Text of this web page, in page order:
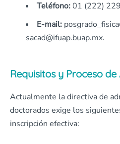
Teléfono:01 (222)
E-mail:
sacad@ifuap.buap.mx.
Requisitos y Proceso de
Actualmente la directiva de
doctorados exige los
inscripción efectiva: